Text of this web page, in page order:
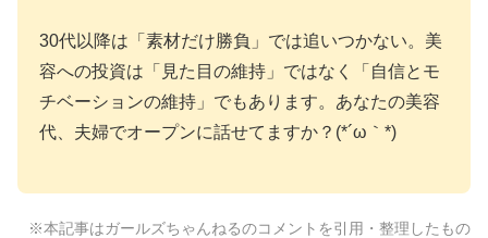
30代以降は「素材だけ勝負」では追いつかない。美
容への投資は「見た目の維持」ではなく「自信とモ
チベーションの維持」でもあります。あなたの美容
代、夫婦でオープンに話せてますか？(*´ω｀*)
※本記事はガールズちゃんねるのコメントを引用・整理したもの